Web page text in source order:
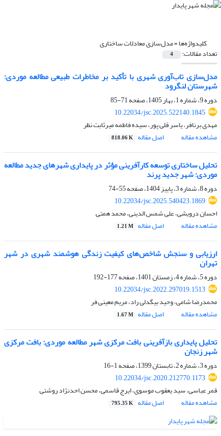
کلیدواژه‌ها =مدل‌سازی معادلات ساختاری
تعداد مقالات: 4
مدل‌سازی تاب‌آوری شهری با تأکید بر مخاطرات طبیعیمطالعه موردی:
شهرستان لنگرود
دوره 9، شماره 1، بهار 1405، صفحه
71-85
10.22034/jsc.2025.522140.1845
مهدی برنافر، یاسر قلی پور، سیده فاطمه میرثابت نظر
مشاهده مقاله
اصل مقاله 818.06 K
تحلیل ساختاری توسعه کارآفرینی مؤثر در پایداری شهرهای جدید مطالعه
موردی: شهر جدید پرند
دوره 8، شماره 3، پاییز 1404، صفحه
55-74
10.22034/jsc.2025.540423.1869
احسان درویشی، علی شمس الدینی، محمد همتی
مشاهده مقاله
اصل مقاله 1.21 M
ارزیابی و سنجش شاخص‌های کیفیت زندگی هوشمند شهری در شهر
تهران
دوره 5، شماره 4، زمستان 1401، صفحه
177-192
10.22034/jsc.2022.297019.1513
محمدرضا شامی، وحید بیگدلی راد، مریم معینی فر
مشاهده مقاله
اصل مقاله 1.67 M
تحلیل پایداری بازآفرینی بافت مرکزی شهر مطالعه موردی: بافت مرکزی
شهر زنجان
دوره 3، شماره 2، تابستان 1399، صفحه
1-16
10.22034/jsc.2020.212770.1173
قمر عباسی، سید یعقوب موسوی، ایرج قاسمی، محسن احدنژاد روشتی
مشاهده مقاله
اصل مقاله 795.35 K